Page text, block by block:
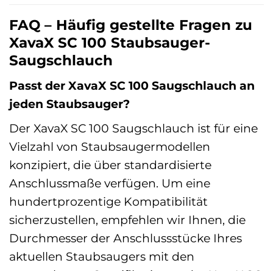
FAQ – Häufig gestellte Fragen zu
XavaX SC 100 Staubsauger-
Saugschlauch
Passt der XavaX SC 100 Saugschlauch an
jeden Staubsauger?
Der XavaX SC 100 Saugschlauch ist für eine
Vielzahl von Staubsaugermodellen
konzipiert, die über standardisierte
Anschlussmaße verfügen. Um eine
hundertprozentige Kompatibilität
sicherzustellen, empfehlen wir Ihnen, die
Durchmesser der Anschlussstücke Ihres
aktuellen Staubsaugers mit den